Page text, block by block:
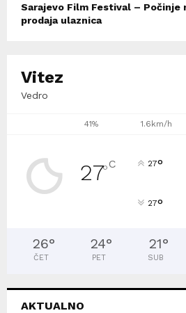
Sarajevo Film Festival – Počinje
prodaja ulaznica
Vitez
Vedro
41% 1.6km/h
27°C 27°
27°
26°
ČET
24°
PET
21°
SUB
AKTUALNO